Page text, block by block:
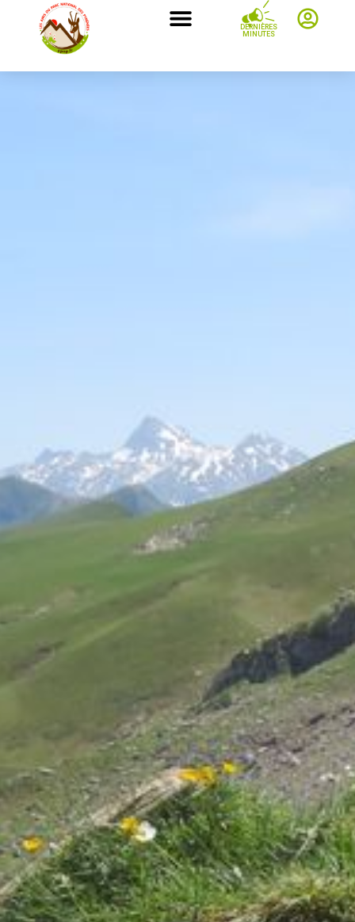
DERNIÈRES
MINUTES